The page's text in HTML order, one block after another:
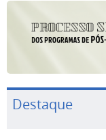
Destaque